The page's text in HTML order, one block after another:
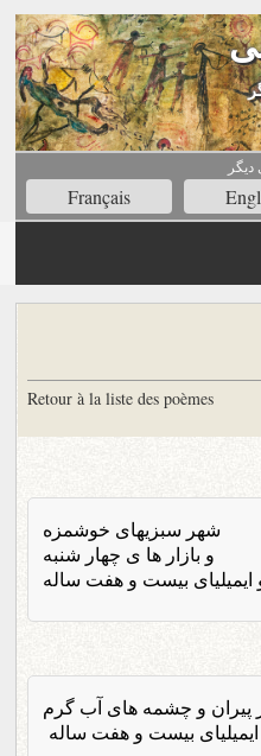
Français
Retour à la liste des poèmes
شهر سبزیهای خوشمزه
و بازار ها ی چهار شنبه
ایمیلیای بیست و هفت ساله
پیران و چشمه های آب گرم
بیست و هفت ساله